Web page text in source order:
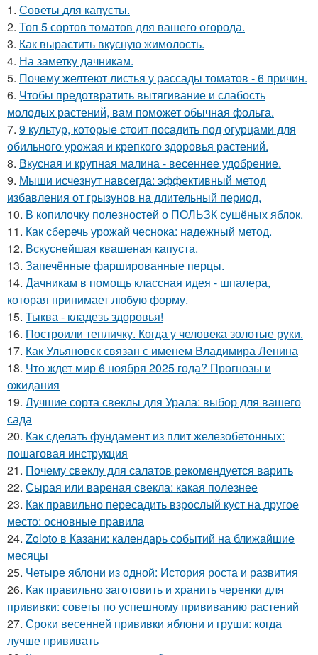
1. Советы для капусты.
2. Топ 5 сортов томатов для вашего огорода.
3. Как вырастить вкусную жимолость.
4. На заметку дачникам.
5. Почему желтеют листья у рассады томатов - 6 причин.
6. Чтобы предотвратить вытягивание и слабость
молодых растений, вам поможет обычная фольга.
7. 9 культур, которые стоит посадить под огурцами для
обильного урожая и крепкого здоровья растений.
8. Вкусная и крупная малина - весеннее удобрение.
9. Мыши исчезнут навсегда: эффективный метод
избавления от грызунов на длительный период.
10. В копилочку полезностей о ПОЛЬЗК сушёных яблок.
11. Как сберечь урожай чеснока: надежный метод.
12. Вскуснейшая квашеная капуста.
13. Запечённые фаршированные перцы.
14. Дачникам в помощь классная идея - шпалера,
которая принимает любую форму.
15. Тыква - кладезь здоровья!
16. Построили тепличку. Когда у человека золотые руки.
17. Как Ульяновск связан с именем Владимира Ленина
18. Что ждет мир 6 ноября 2025 года? Прогнозы и
ожидания
19. Лучшие сорта свеклы для Урала: выбор для вашего
сада
20. Как сделать фундамент из плит железобетонных:
пошаговая инструкция
21. Почему свеклу для салатов рекомендуется варить
22. Сырая или вареная свекла: какая полезнее
23. Как правильно пересадить взрослый куст на другое
место: основные правила
24. Zoloto в Казани: календарь событий на ближайшие
месяцы
25. Четыре яблони из одной: История роста и развития
26. Как правильно заготовить и хранить черенки для
прививки: советы по успешному прививанию растений
27. Сроки весенней прививки яблони и груши: когда
лучше прививать